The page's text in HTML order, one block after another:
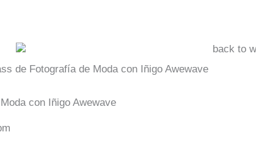
de Fotografía de Moda con Iñigo Awewave
con Iñigo Awewave